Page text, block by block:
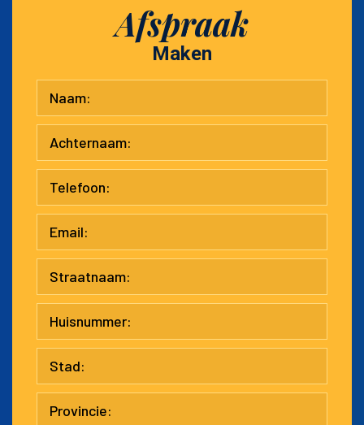
Afspraak
Maken